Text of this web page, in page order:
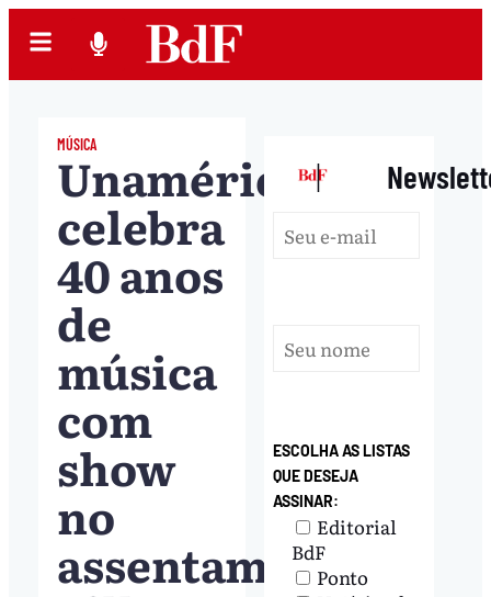
MÚSICA
Unamérica
celebra
40 anos
de
música
com
show
no
assentamento
|
ESCOLHA AS LISTAS
QUE DESEJA
ASSINAR:
Editorial
BdF
Ponto